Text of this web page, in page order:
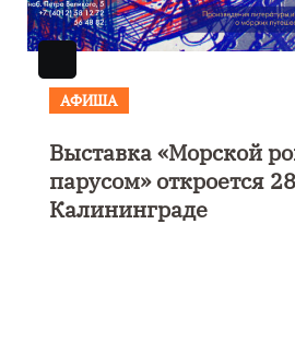
АФИША
Выставка «Морской
парусом» откроется
Калининграде